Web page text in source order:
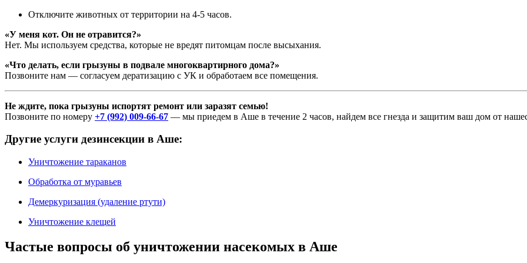
Отключите животных от территории на 4-5 часов.
«У меня кот. Он не отравится?»
Нет. Мы используем средства, которые не вредят питомцам после высыхания.
«Что делать, если грызуны в подвале многоквартирного дома?»
Позвоните нам — согласуем дератизацию с УК и обработаем все помещения.
Не ждите, пока грызуны испортят ремонт или заразят семью!
Позвоните по номеру +7 (992) 009-66-67 — мы приедем в Аше в течение 2 часов, найдем все гнезда и защитим ваш дом от
Другие услуги дезинсекции в Аше:
Уничтожение тараканов
Обработка от муравьев
Демеркуризация (удаление ртути)
Уничтожение клещей
Частые вопросы об уничтожении насекомых в Аше